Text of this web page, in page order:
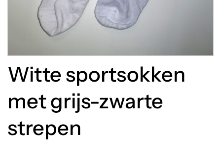
Witte sportsokken
met grijs-zwarte
strepen